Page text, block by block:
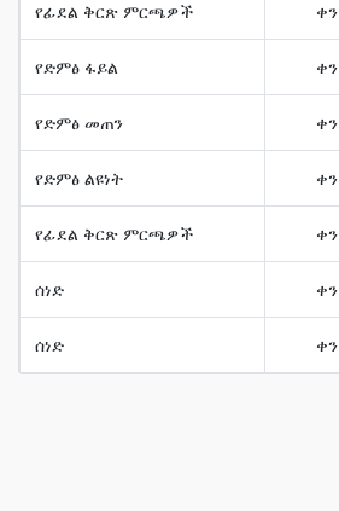
የፊደል ቅርጽ ምርጫዎች ቀን
የድምፅ ፋይል ቀን
የድምፅ መጠን ቀን
የድምፅ ልዩነት ቀን
የፊደል ቅርጽ ምርጫዎች ቀን
ሰነድ ቀን
ሰነድ ቀን